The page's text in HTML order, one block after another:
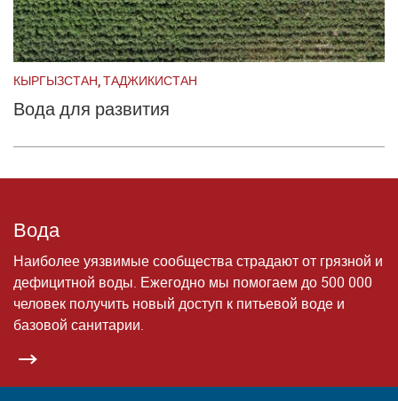
КЫРГЫЗСТАН, ТАДЖИКИСТАН
Вода для развития
Вода
Наиболее уязвимые сообщества страдают от грязной и
дефицитной воды. Ежегодно мы помогаем до 500 000
человек получить новый доступ к питьевой воде и
базовой санитарии.